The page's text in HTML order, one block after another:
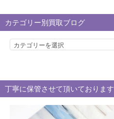
カテゴリー別買取ブログ
カ
リ
ー
丁寧に保管させて頂いております